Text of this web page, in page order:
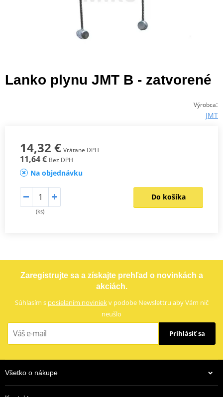
Lanko plynu JMT B - zatvorené
Výrobca:
JMT
14,32 € Vrátane DPH
11,64 € Bez DPH
Na objednávku
(ks)
Do košíka
Zaregistrujte sa a získajte prehľad o novinkách a
akciách.
Súhlasím s posielaním noviniekv podobe Newslettru aby Vám nič
neušlo
Prihlásiť sa
Všetko o nákupe